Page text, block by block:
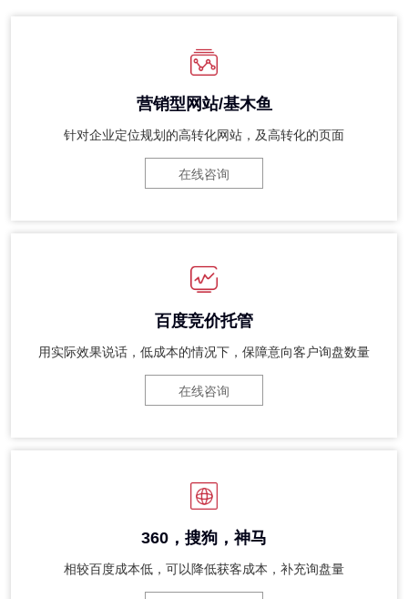
营销型网站/基木鱼
针对企业定位规划的高转化网站，及高转化的页面
在线咨询
百度竞价托管
用实际效果说话，低成本的情况下，保障意向客户询盘数量
在线咨询
360，搜狗，神马
相较百度成本低，可以降低获客成本，补充询盘量